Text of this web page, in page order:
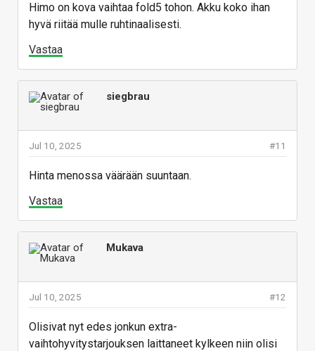
Himo on kova vaihtaa fold5 tohon. Akku koko ihan
hyvä riitää mulle ruhtinaalisesti.
Vastaa
siegbrau
#11
Jul 10, 2025
Hinta menossa väärään suuntaan.
Vastaa
Mukava
#12
Jul 10, 2025
Olisivat nyt edes jonkun extra-
vaihtohyvitystarjouksen laittaneet kylkeen niin olisi